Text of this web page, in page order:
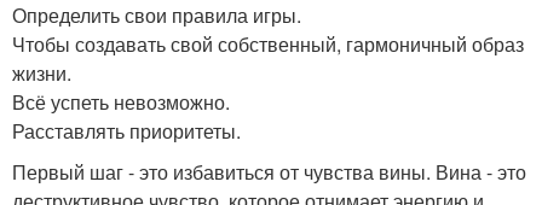
Определить свои правила игры.
Чтобы создавать свой собственный, гармоничный образ
жизни.
Всё успеть невозможно.
Расставлять приоритеты.
Первый шаг - это избавиться от чувства вины. Вина - это